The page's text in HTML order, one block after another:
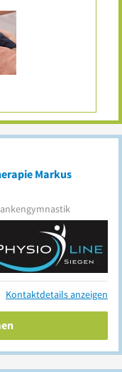
Markus
Kontaktdetails anzeigen